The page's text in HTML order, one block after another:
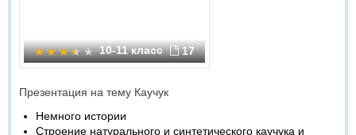
10-11 класс 17
Презентация на тему Каучук
Немного истории
Строение натурального и синтетического каучука и